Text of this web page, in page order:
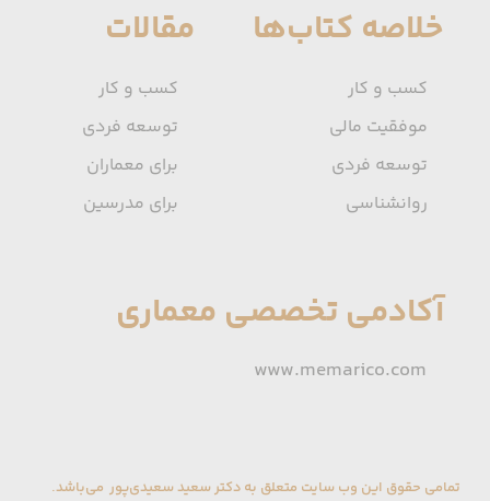
★
خلاصه کتاب‌ها
کسب و کار
موفقیت مالی
توسعه فردی
روانشناسی
مقالات
آکادمی تخصصی معماری
www.memarico.com
تمامی حقوق این وب سایت متعلق به دکتر سعید سعیدی‌پور می‌باشد.
کسب و کار
توسعه فردی
برای معماران
برای مدرسین